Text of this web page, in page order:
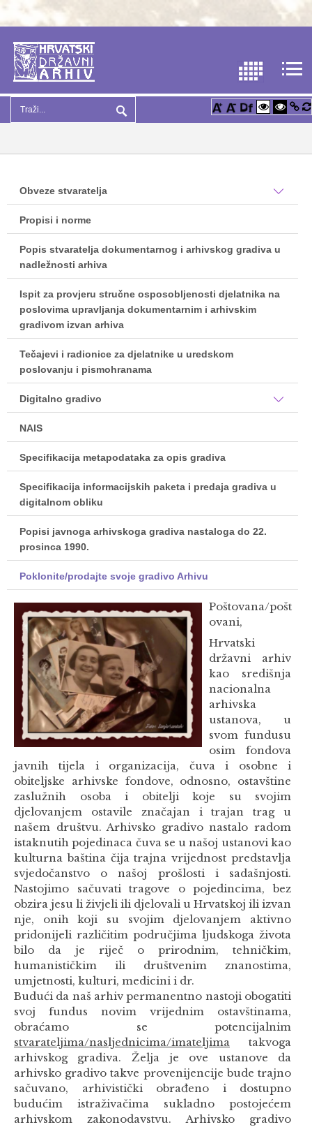
Obveze stvaratelja
Propisi i norme
Popis stvaratelja dokumentarnog i arhivskog gradiva u
nadležnosti arhiva
Ispit za provjeru stručne osposobljenosti djelatnika na
poslovima upravljanja dokumentarnim i arhivskim
gradivom izvan arhiva
Tečajevi i radionice za djelatnike u uredskom
poslovanju i pismohranama
Digitalno gradivo
NAIS
Specifikacija metapodataka za opis gradiva
Specifikacija informacijskih paketa i predaja gradiva u
digitalnom obliku
Popisi javnoga arhivskoga gradiva nastaloga do 22.
prosinca 1990.
Poklonite/prodajte svoje gradivo Arhivu
Poštovana/pošt
ovani,
Hrvatski
državni arhiv
kao središnja
nacionalna
arhivska
ustanova, u
svom fundusu
osim fondova
javnih tijela i organizacija, čuva i osobne i
obiteljske arhivske fondove, odnosno, ostavštine
zaslužnih osoba i obitelji koje su svojim
djelovanjem ostavile značajan i trajan trag u
našem društvu. Arhivsko gradivo nastalo radom
istaknutih pojedinaca čuva se u našoj ustanovi kao
kulturna baština čija trajna vrijednost predstavlja
svjedočanstvo o našoj prošlosti i sadašnjosti.
Nastojimo sačuvati tragove o pojedincima, bez
obzira jesu li živjeli ili djelovali u Hrvatskoj ili izvan
nje, onih koji su svojim djelovanjem aktivno
pridonijeli različitim područjima ljudskoga života
bilo da je riječ o prirodnim, tehničkim,
humanističkim ili društvenim znanostima,
umjetnosti, kulturi, medicini i dr.
Budući da naš arhiv permanentno nastoji obogatiti
svoj fundus novim vrijednim ostavštinama,
obraćamo se potencijalnim
stvarateljima/nasljednicima/imateljima takvoga
arhivskog gradiva. Želja je ove ustanove da
arhivsko gradivo takve provenijencije bude trajno
sačuvano, arhivistički obrađeno i dostupno
budućim istraživačima sukladno postojećem
arhivskom zakonodavstvu. Arhivsko gradivo